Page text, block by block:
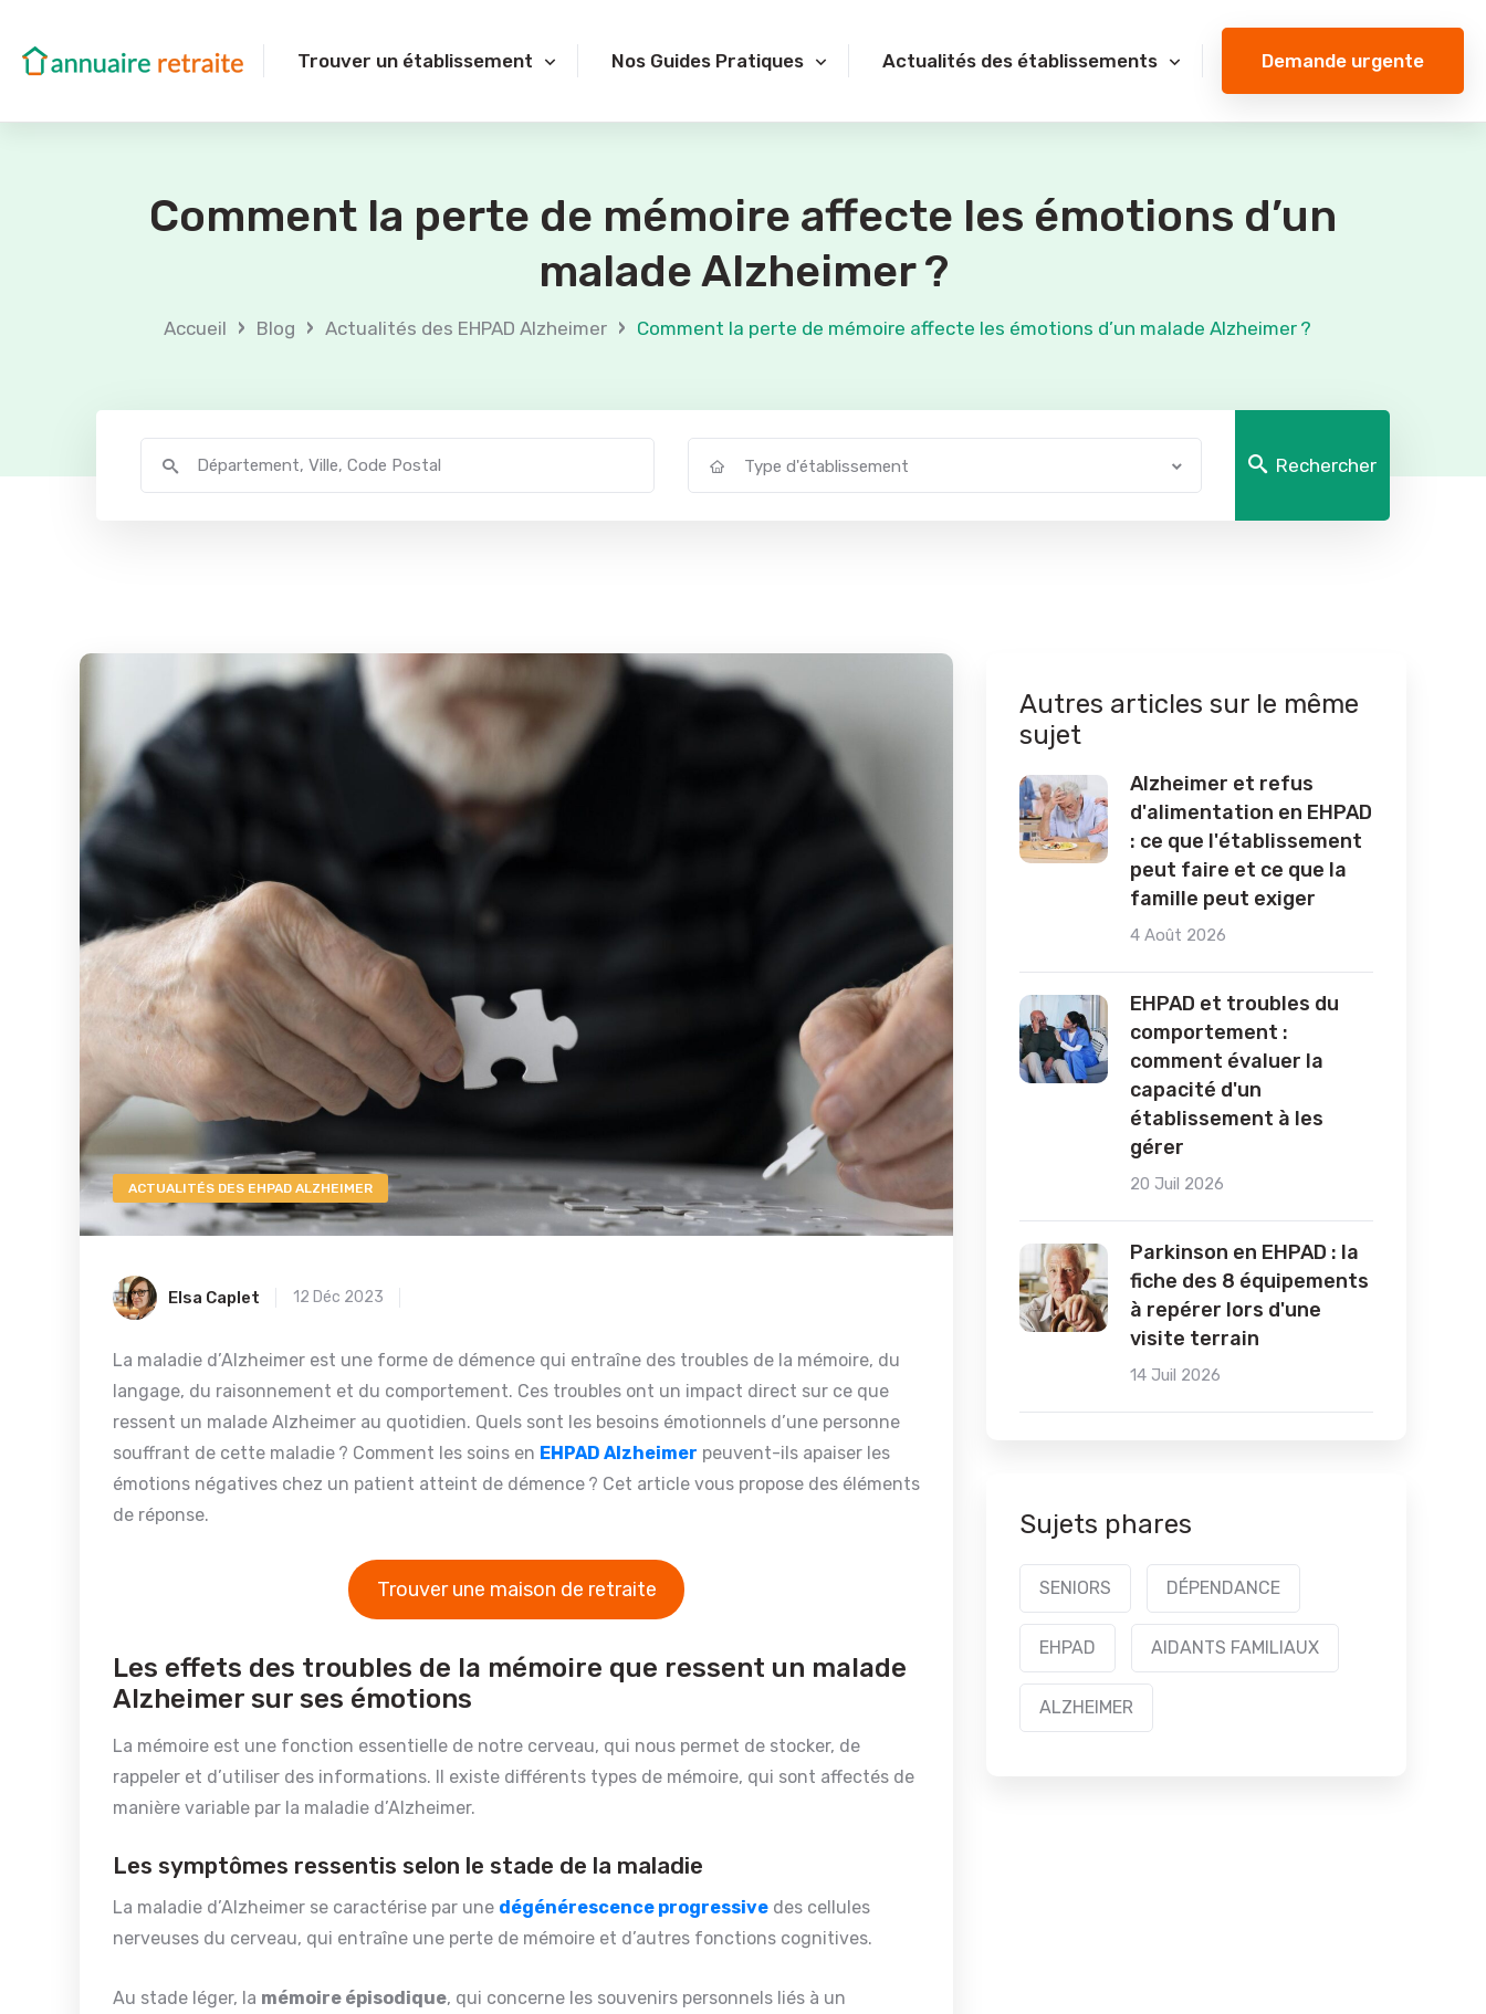
Trouver un établissement Nos Guides Pratiques Actualités des établissements Demande urgente
Comment la perte de mémoire affecte les émotions d’un
malade Alzheimer ?
Accueil › Blog › Actualités des EHPAD Alzheimer › Comment la perte de mémoire affecte les émotions d’un malade Alzheimer ?
Type d'établissement Rechercher
ACTUALITÉS DES EHPAD ALZHEIMER
Elsa Caplet 12 Déc 2023
La maladie d’Alzheimer est une forme de démence qui entraîne des troubles de la mémoire, du
langage, du raisonnement et du comportement. Ces troubles ont un impact direct sur ce que
ressent un malade Alzheimer au quotidien. Quels sont les besoins émotionnels d’une personne
souffrant de cette maladie ? Comment les soins en EHPAD Alzheimer peuvent-ils apaiser les
émotions négatives chez un patient atteint de démence ? Cet article vous propose des éléments
de réponse.
Trouver une maison de retraite
Les effets des troubles de la mémoire que ressent un malade
Alzheimer sur ses émotions
La mémoire est une fonction essentielle de notre cerveau, qui nous permet de stocker, de
rappeler et d’utiliser des informations. Il existe différents types de mémoire, qui sont affectés de
manière variable par la maladie d’Alzheimer.
Les symptômes ressentis selon le stade de la maladie
La maladie d’Alzheimer se caractérise par une dégénérescence progressive des cellules
nerveuses du cerveau, qui entraîne une perte de mémoire et d’autres fonctions cognitives.
Au stade léger, la mémoire épisodique, qui concerne les souvenirs personnels liés à un
Autres articles sur le même
sujet
Alzheimer et refus
d'alimentation en EHPAD
: ce que l'établissement
peut faire et ce que la
famille peut exiger
4 Août 2026
EHPAD et troubles du
comportement :
comment évaluer la
capacité d'un
établissement à les
gérer
20 Juil 2026
Parkinson en EHPAD : la
fiche des 8 équipements
à repérer lors d'une
visite terrain
14 Juil 2026
Sujets phares
SENIORS DÉPENDANCE
EHPAD AIDANTS FAMILIAUX
ALZHEIMER